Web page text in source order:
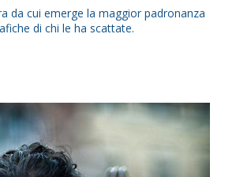
da cui emerge la maggior padronanza
di chi le ha scattate.